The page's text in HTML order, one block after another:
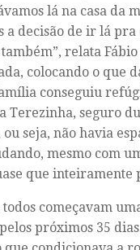
lá na casa da
a decisão de ir lá
relata
colocando o que
conseguiu
Terezinha, seguro
seja, não havia
, mesmo com
que inteiramente
todos começavam
próximos 35